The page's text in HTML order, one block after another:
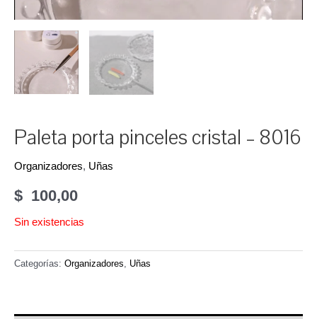
Paleta porta pinceles cristal – 8016
Organizadores, Uñas
$ 100,00
Sin existencias
Categorías: Organizadores, Uñas